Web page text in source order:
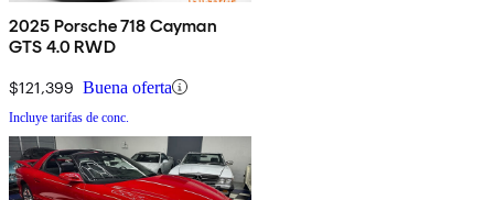
2025 Porsche 718 Cayman
GTS 4.0 RWD
$121,399 Buena oferta
Incluye tarifas de conc.